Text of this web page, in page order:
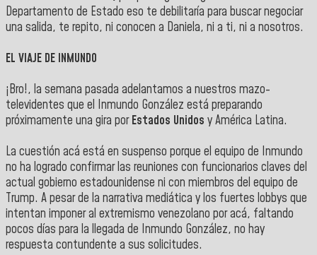
Departamento de Estado eso te debilitaría para buscar negociar
una salida, te repito, ni conocen a Daniela, ni a ti, ni a nosotros.
EL VIAJE DE INMUNDO
¡Bro!, la semana pasada adelantamos a nuestros mazo-
televidentes que el Inmundo González está preparando
próximamente una gira porEstados Unidos y América Latina.
La cuestión acá está en suspenso porque el equipo de Inmundo
no ha logrado confirmar las reuniones con funcionarios claves del
actual gobierno estadounidense ni con miembros del equipo de
Trump. A pesar de la narrativa mediática y los fuertes lobbys que
intentan imponer al extremismo venezolano por acá, faltando
pocos días para la llegada de Inmundo González, no hay
respuesta contundente a sus solicitudes.